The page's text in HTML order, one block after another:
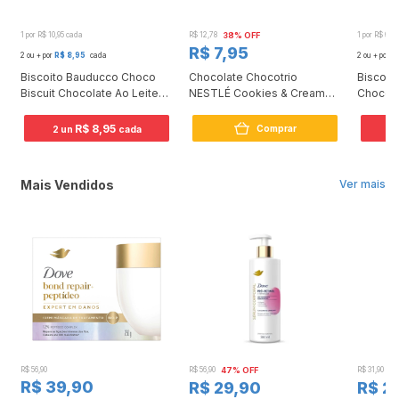
1 por R$ 10,95 cada
2 ou + por R$ 8,95 cada
Biscoito Bauducco Choco
Biscuit Chocolate Ao Leite
2 un R$ 8,95 cada
R$ 12,78 38% OFF
R$ 7,95
Chocolate Chocotrio
NESTLÉ Cookies & Cream
Comprar
1 por R$
2 ou + por
Ver mais
Mais Vendidos
R$ 56,90
R$ 39,90
R$ 56,90 47% OFF
R$ 29,90
R$ 31,90
R$